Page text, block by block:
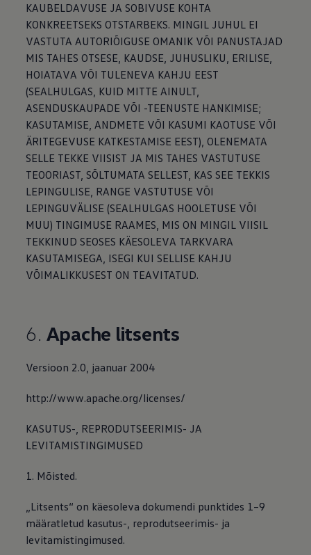
KAUBELDAVUSE JA SOBIVUSE KOHTA
KONKREETSEKS OTSTARBEKS. MINGIL JUHUL EI
VASTUTA AUTORIÕIGUSE OMANIK VÕI PANUSTAJAD
MIS TAHES OTSESE, KAUDSE, JUHUSLIKU, ERILISE,
HOIATAVA VÕI TULENEVA KAHJU EEST
(SEALHULGAS, KUID MITTE AINULT,
ASENDUSKAUPADE VÕI -TEENUSTE HANKIMISE;
KASUTAMISE, ANDMETE VÕI KASUMI KAOTUSE VÕI
ÄRITEGEVUSE KATKESTAMISE EEST), OLENEMATA
SELLE TEKKE VIISIST JA MIS TAHES VASTUTUSE
TEOORIAST, SÕLTUMATA SELLEST, KAS SEE TEKKIS
LEPINGULISE, RANGE VASTUTUSE VÕI
LEPINGUVÄLISE (SEALHULGAS HOOLETUSE VÕI
MUU) TINGIMUSE RAAMES, MIS ON MINGIL VIISIL
TEKKINUD SEOSES KÄESOLEVA TARKVARA
KASUTAMISEGA, ISEGI KUI SELLISE KAHJU
VÕIMALIKKUSEST ON TEAVITATUD.
6. Apache litsents
Versioon 2.0, jaanuar 2004
http://www.apache.org/licenses/
KASUTUS-, REPRODUTSEERIMIS- JA
LEVITAMISTINGIMUSED
1. Mõisted.
„Litsents“ on käesoleva dokumendi punktides 1–9
määratletud kasutus-, reprodutseerimis- ja
levitamistingimused.